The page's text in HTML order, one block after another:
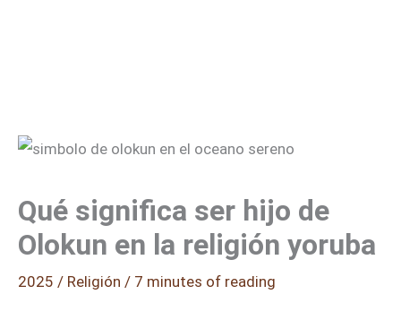
Qué significa ser hijo de
Olokun en la religión yoruba
2025 / Religión / 7 minutes of reading